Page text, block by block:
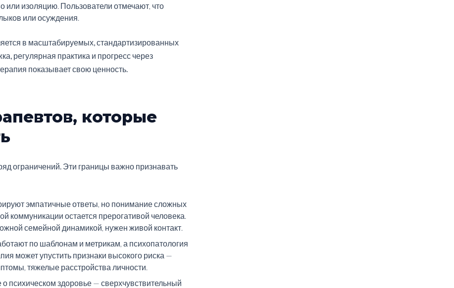
изоляцию. Пользователи отмечают, что
или осуждения.
в масштабируемых, стандартизированных
регулярная практика и прогресс через
показывает свою ценность.
которые
ограничений. Эти границы важно признавать
эмпатичные ответы, но понимание сложных
коммуникации остается прерогативой человека.
семейной динамикой, нужен живой контакт.
по шаблонам и метрикам, а психопатология
может упустить признаки высокого риска —
тяжелые расстройства личности.
психическом здоровье — сверхчувствительный